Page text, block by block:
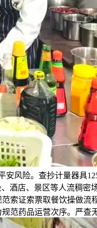
风险。查抄计量器具
酒店、景区等人流稠密
索证索票取餐饮操做流
范药品运营次序。严查